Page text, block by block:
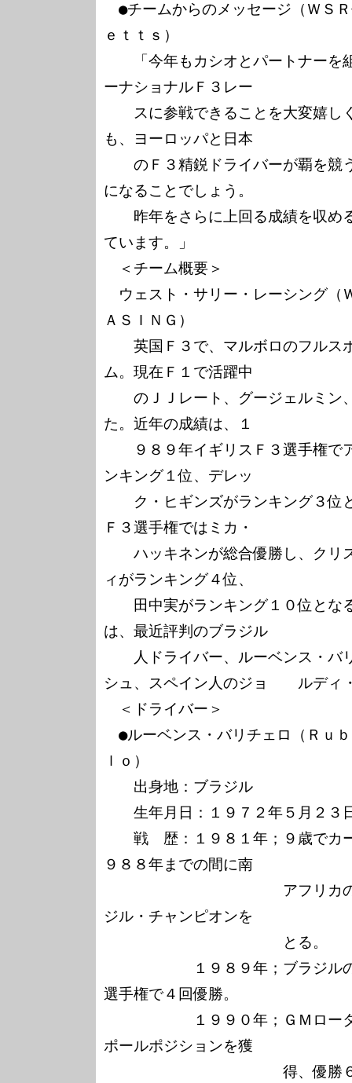
●チームからのメッセージ（ＷＳ
ｅｔｔｓ）
「今年もカシオとパートナーを
ーナショナルＦ３レー
スに参戦できることを大変嬉し
も、ヨーロッパと日本
のＦ３精鋭ドライバーが覇を競
になることでしょう。
昨年をさらに上回る成績を収め
ています。」
＜チーム概要＞
ウェスト・サリー・レーシング（
ＡＳＩＮＧ）
英国Ｆ３で、マルボロのフルス
ム。現在Ｆ１で活躍中
のＪＪレート、グージェルミン
た。近年の成績は、１
９８９年イギリスＦ３選手権で
ンキング１位、デレッ
ク・ヒギンズがランキング３位
Ｆ３選手権ではミカ・
ハッキネンが総合優勝し、クリ
ィがランキング４位、
田中実がランキング１０位とな
は、最近評判のブラジル
人ドライバー、ルーベンス・バ
シュ、スペイン人のジョ　　ルディ
＜ドライバー＞
●ルーベンス・バリチェロ（Ｒｕ
ｌｏ）
出身地：ブラジル
生年月日：１９７２年５月２３
戦　歴：１９８１年；９歳でカ
９８８年までの間に南
アフリカのチャンピ
ジル・チャンピオンを
とる。
１９８９年；ブラジルのフ
選手権で４回優勝。
１９９０年；ＧＭロータス
ポールポジションを獲
得、優勝６回２位へ